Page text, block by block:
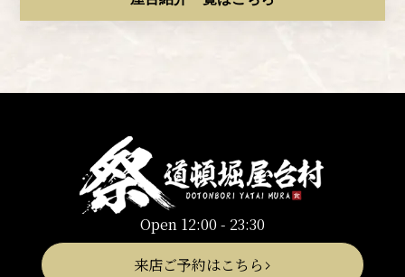
Open 12:00 - 23:30
来店ご予約はこちら